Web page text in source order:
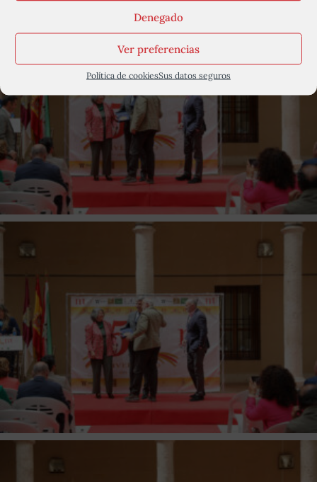
Denegado
Ver preferencias
Política de cookiesSus datos seguros